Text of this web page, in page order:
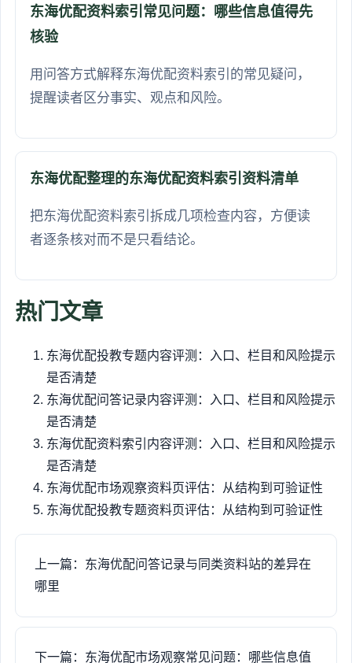
东海优配资料索引常见问题：哪些信息值得先
核验
用问答方式解释东海优配资料索引的常见疑问，
提醒读者区分事实、观点和风险。
东海优配整理的东海优配资料索引资料清单
把东海优配资料索引拆成几项检查内容，方便读
者逐条核对而不是只看结论。
热门文章
东海优配投教专题内容评测：入口、栏目和风险提示
是否清楚
东海优配问答记录内容评测：入口、栏目和风险提示
是否清楚
东海优配资料索引内容评测：入口、栏目和风险提示
是否清楚
东海优配市场观察资料页评估：从结构到可验证性
东海优配投教专题资料页评估：从结构到可验证性
上一篇：东海优配问答记录与同类资料站的差异在
哪里
下一篇：东海优配市场观察常见问题：哪些信息值